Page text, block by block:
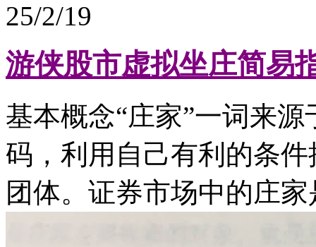
25/2/19
游侠股市虚拟坐庄简易
基本概念“庄家”一词来
码，利用自己有利的条
团体。证券市场中的庄